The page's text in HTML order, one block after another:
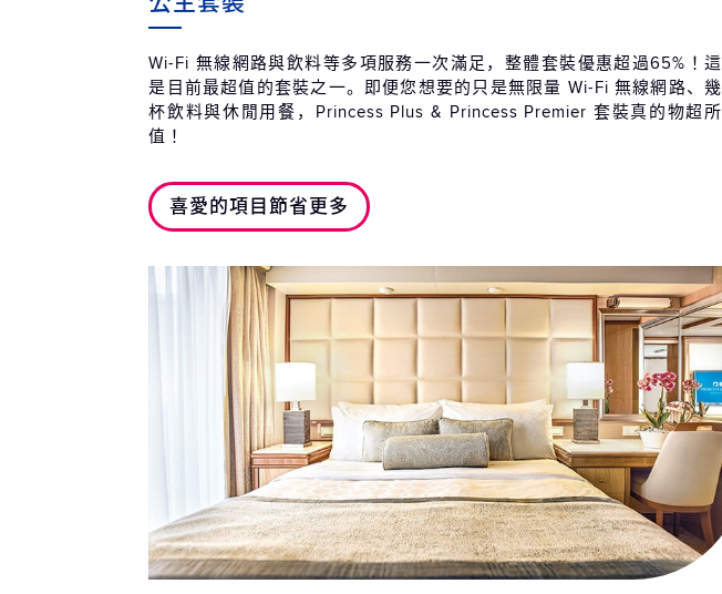
Wi-Fi 無線網路與飲料等多項服務一次滿足，整體套裝優惠超過65%！這
是目前最超值的套裝之一。即便您想要的只是無限量 Wi-Fi 無線網路、幾
杯飲料與休閒用餐，Princess Plus & Princess Premier 套裝真的物超所
值！
喜愛的項目節省更多